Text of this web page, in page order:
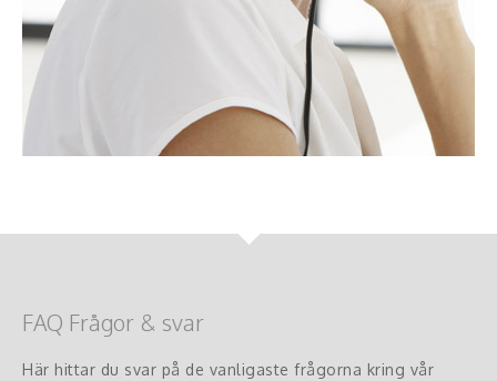
FAQ Frågor & svar
Här hittar du svar på de vanligaste frågorna kring vår